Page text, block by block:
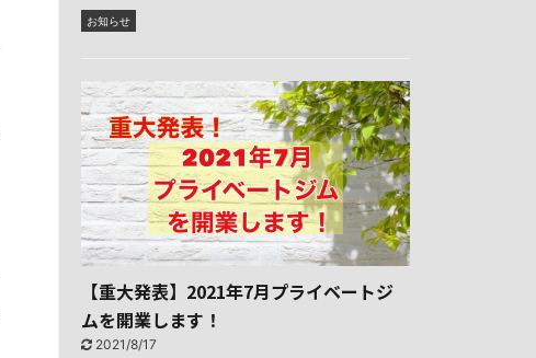
お知らせ
【重大発表】2021年7月プライベートジ
ムを開業します！
2021/8/17